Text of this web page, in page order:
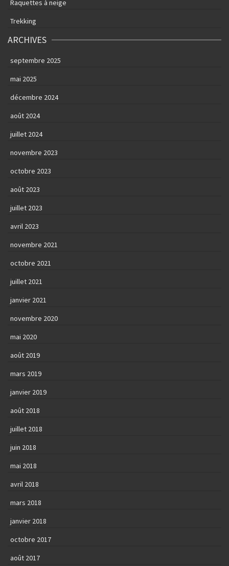
Raquettes à neige
Trekking
ARCHIVES
septembre 2025
mai 2025
décembre 2024
août 2024
juillet 2024
novembre 2023
octobre 2023
août 2023
juillet 2023
avril 2023
novembre 2021
octobre 2021
juillet 2021
janvier 2021
novembre 2020
mai 2020
août 2019
mars 2019
janvier 2019
août 2018
juillet 2018
juin 2018
mai 2018
avril 2018
mars 2018
janvier 2018
octobre 2017
août 2017